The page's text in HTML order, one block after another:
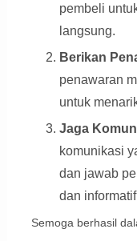
pembeli
langsung.
Berikan
penawaran
untuk
Jaga
komunikasi
dan jawab
dan
Semoga berhasil